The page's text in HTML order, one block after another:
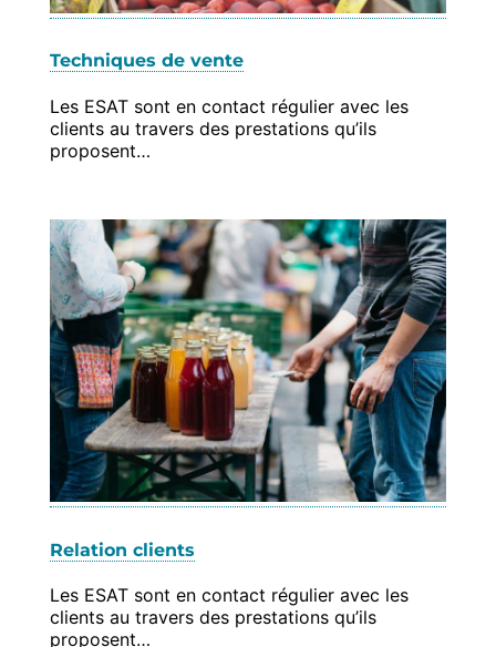
Techniques de vente
Les ESAT sont en contact régulier avec les
clients au travers des prestations qu’ils
proposent…
Relation clients
Les ESAT sont en contact régulier avec les
clients au travers des prestations qu’ils
proposent…